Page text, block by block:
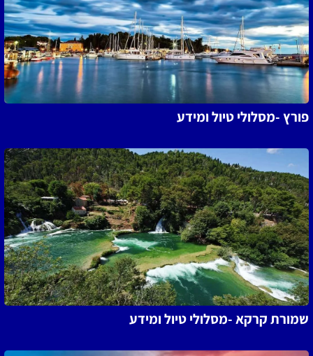
פורץ -מסלולי טיול ומידע
שמורת קרקא -מסלולי טיול ומידע